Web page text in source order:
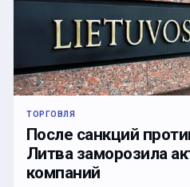
ТОРГОВЛЯ
После санкций
Литва заморозила
компаний